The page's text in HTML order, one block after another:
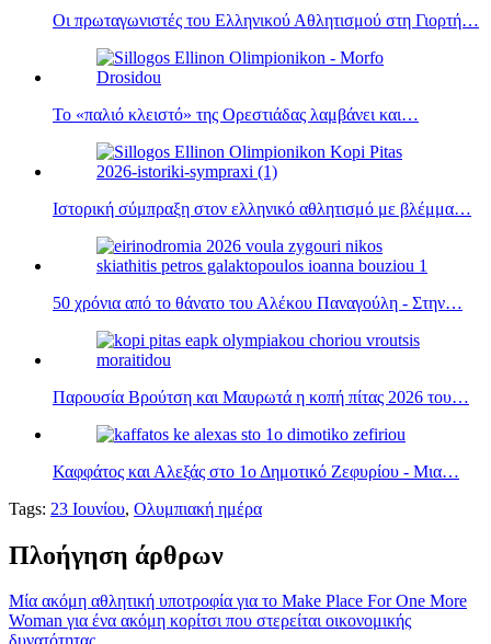
Οι πρωταγωνιστές του Ελληνικού Αθλητισμού στη Γιορτή…
Το «παλιό κλειστό» της Ορεστιάδας λαμβάνει και…
Ιστορική σύμπραξη στον ελληνικό αθλητισμό με βλέμμα…
50 χρόνια από το θάνατο του Αλέκου Παναγούλη - Στην…
Παρουσία Βρούτση και Μαυρωτά η κοπή πίτας 2026 του…
Καφφάτος και Αλεξάς στο 1ο Δημοτικό Ζεφυρίου - Μια…
Tags: 23 Ιουνίου, Ολυμπιακή ημέρα
Πλοήγηση άρθρων
Μία ακόμη αθλητική υποτροφία για το Make Place For One More
Woman για ένα ακόμη κορίτσι που στερείται οικονομικής